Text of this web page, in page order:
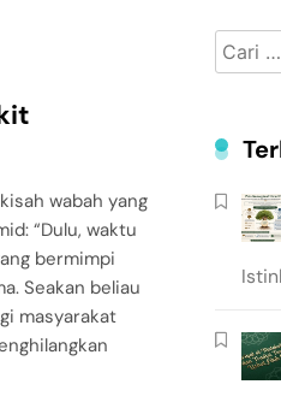
wabah yang
“Dulu, waktu
bermimpi
Seakan beliau
masyarakat
Cari
untuk: